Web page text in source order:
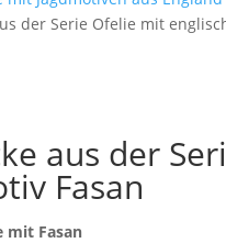
der Serie Ofelie mit
aus der
Fasan
mit Fasan